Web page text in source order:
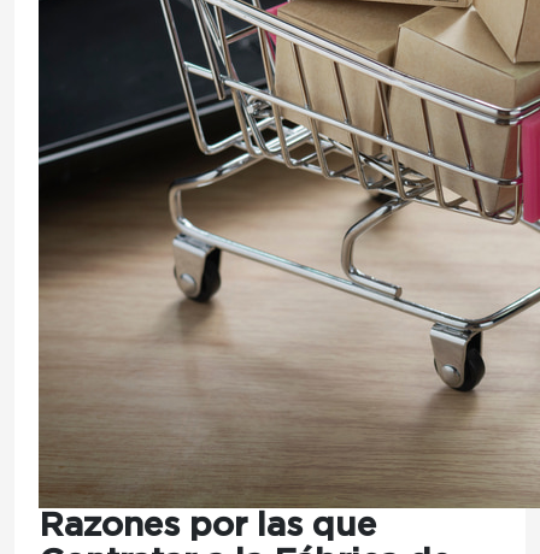
Razones por las que